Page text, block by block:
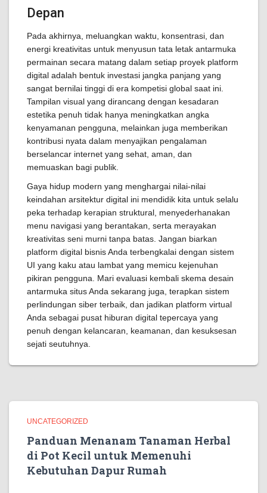
Depan
Pada akhirnya, meluangkan waktu, konsentrasi, dan
energi kreativitas untuk menyusun tata letak antarmuka
permainan secara matang dalam setiap proyek platform
digital adalah bentuk investasi jangka panjang yang
sangat bernilai tinggi di era kompetisi global saat ini.
Tampilan visual yang dirancang dengan kesadaran
estetika penuh tidak hanya meningkatkan angka
kenyamanan pengguna, melainkan juga memberikan
kontribusi nyata dalam menyajikan pengalaman
berselancar internet yang sehat, aman, dan
memuaskan bagi publik.
Gaya hidup modern yang menghargai nilai-nilai
keindahan arsitektur digital ini mendidik kita untuk selalu
peka terhadap kerapian struktural, menyederhanakan
menu navigasi yang berantakan, serta merayakan
kreativitas seni murni tanpa batas. Jangan biarkan
platform digital bisnis Anda terbengkalai dengan sistem
UI yang kaku atau lambat yang memicu kejenuhan
pikiran pengguna. Mari evaluasi kembali skema desain
antarmuka situs Anda sekarang juga, terapkan sistem
perlindungan siber terbaik, dan jadikan platform virtual
Anda sebagai pusat hiburan digital tepercaya yang
penuh dengan kelancaran, keamanan, dan kesuksesan
sejati seutuhnya.
UNCATEGORIZED
Panduan Menanam Tanaman Herbal
di Pot Kecil untuk Memenuhi
Kebutuhan Dapur Rumah